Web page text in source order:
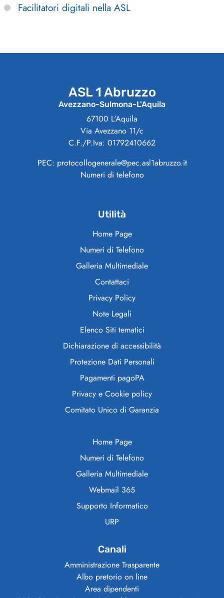
Facilitatori digitali nella ASL
ASL 1 Abruzzo
Avezzano-Sulmona-L'Aquila
67100 L'Aquila
Via Avezzano 11/c
C.F./P.Iva: 01792410662
PEC: protocollogenerale@pec.asl1abruzzo.it
Numeri di telefono
Utilità
Home Page
Numeri di Telefono
Galleria Multimediale
Contattaci
Privacy Policy
Note Legali
Elenco Siti tematici
Dichiarazione di accessibilità
Protezione Dati Personali
Pagamenti pagoPA
Privacy e Cookie policy
Comitato Unico di Garanzia
Home Page
Numeri di Telefono
Galleria Multimediale
Webmail 365
Supporto Informatico
URP
Canali
Amministrazione Trasparente
Albo pretorio on line
Area dipendenti